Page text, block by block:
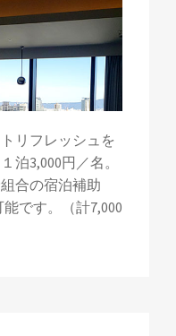
リフレッシュを
泊3,000円／名。
合の宿泊補助
です。（計7,000